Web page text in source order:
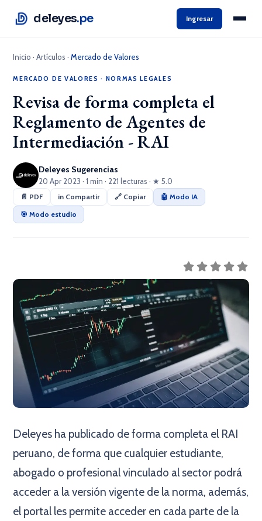
deleyes.pe Ingresar
Inicio ·Artículos ·Mercado de Valores
MERCADO DE VALORES · NORMAS LEGALES
Revisa de forma completa el
Reglamento de Agentes de
Intermediación - RAI
Deleyes Sugerencias
20 Apr 2023 · 1 min · 221 lecturas · ★ 5.0
📄 PDF in Compartir 🔗 Copiar
🤖 Modo IA
🎯 Modo estudio
Deleyes ha publicado de forma completa el RAI
peruano, de forma que cualquier estudiante,
abogado o profesional vinculado al sector podrá
acceder a la versión vigente de la norma, además,
el portal les permite acceder en cada parte de la